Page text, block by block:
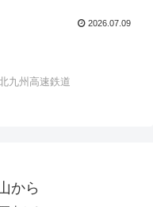
2026.07.09
九州高速鉄道
から